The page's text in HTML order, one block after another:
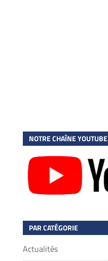
NOTRE CHAÎNE YOUTUBE
PAR CATÉGORIE
Actualités